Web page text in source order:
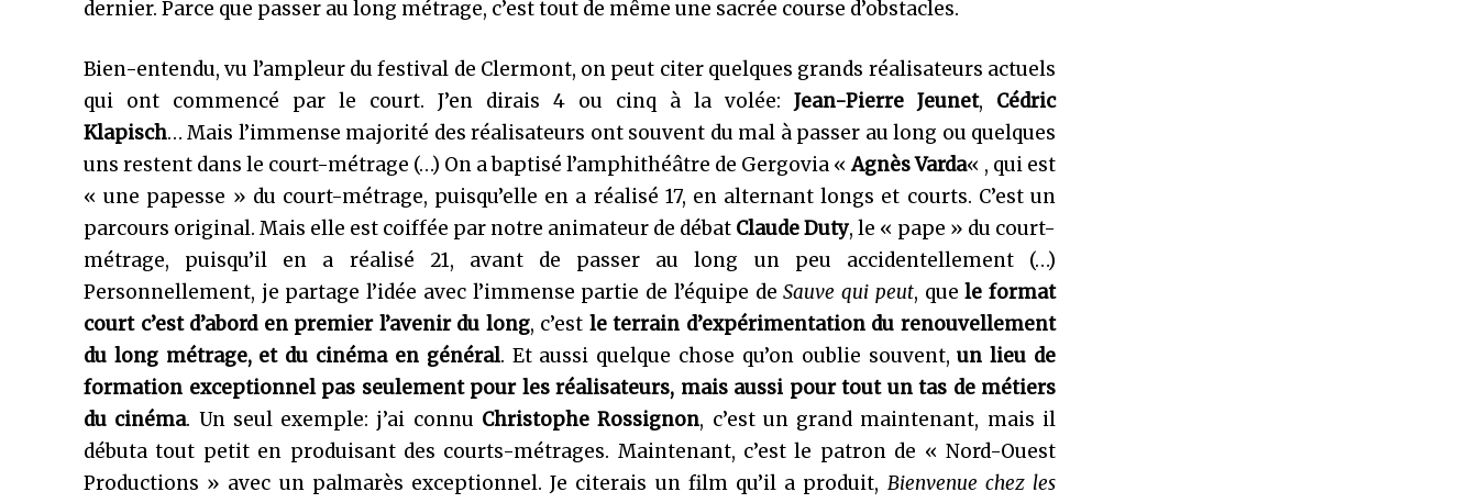
dernier. Parce que passer au long métrage, c’est tout de même une sacrée course d’obstacles.
Bien-entendu, vu l’ampleur du festival de Clermont, on peut citer quelques grands réalisateurs actuels
qui ont commencé par le court. J’en dirais 4 ou cinq à la volée: Jean-Pierre Jeunet, Cédric
Klapisch… Mais l’immense majorité des réalisateurs ont souvent du mal à passer au long ou quelques
uns restent dans le court-métrage (…) On a baptisé l’amphithéâtre de Gergovia «Agnès Varda« , qui est
« une papesse » du court-métrage, puisqu’elle en a réalisé 17, en alternant longs et courts. C’est un
parcours original. Mais elle est coiffée par notre animateur de débat Claude Duty, le « pape » du court-
métrage, puisqu’il en a réalisé 21, avant de passer au long un peu accidentellement (…)
Personnellement, je partage l’idée avec l’immense partie de l’équipe deSauve qui peut, quele format
court c’est d’abord en premier l’avenir du long, c’est le terrain d’expérimentation du renouvellement
du long métrage, et du cinéma en général. Et aussi quelque chose qu’on oublie souvent,un lieu de
formation exceptionnel pas seulement pour les réalisateurs, mais aussi pour tout un tas de métiers
du cinéma. Un seul exemple: j’ai connu Christophe Rossignon, c’est un grand maintenant, mais il
débuta tout petit en produisant des courts-métrages. Maintenant, c’est le patron de « Nord-Ouest
Productions » avec un palmarès exceptionnel. Je citerais un film qu’il a produit, Bienvenue chez les